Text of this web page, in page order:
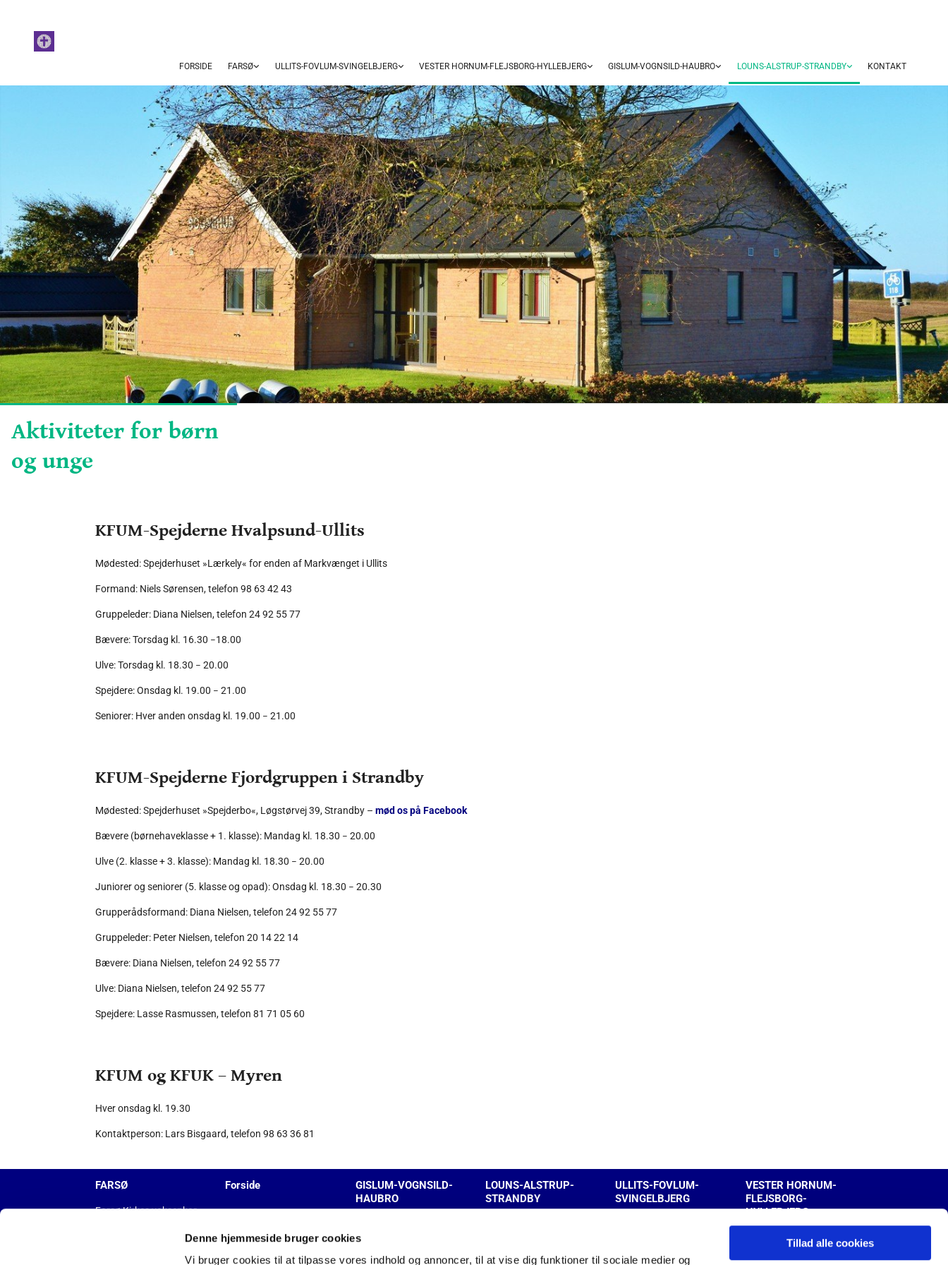
Denne hjemmeside bruger cookies
Vi bruger cookies til at tilpasse vores indhold og annoncer, til at vise dig funktioner til sociale medier og
Tillad alle cookies
FORSIDE FARSØ ULLITS-FOVLUM-SVINGELBJERG VESTER HORNUM-FLEJSBORG-HYLLEBJERG GISLUM-VOGNSILD-HAUBRO LOUNS-ALSTRUP-STRANDBY KONTAKT
Aktiviteter for børn
og unge
KFUM-Spejderne Hvalpsund-Ullits
Mødested: Spejderhuset »Lærkely« for enden af Markvænget i Ullits
Formand: Niels Sørensen, telefon 98 63 42 43
Gruppeleder: Diana Nielsen, telefon 24 92 55 77
Bævere: Torsdag kl. 16.30 –18.00
Ulve: Torsdag kl. 18.30 – 20.00
Spejdere: Onsdag kl. 19.00 – 21.00
Seniorer: Hver anden onsdag kl. 19.00 – 21.00
KFUM-Spejderne Fjordgruppen i Strandby
Mødested: Spejderhuset »Spejderbo«, Løgstørvej 39, Strandby – mød os på Facebook
Bævere (børnehaveklasse + 1. klasse): Mandag kl. 18.30 – 20.00
Ulve (2. klasse + 3. klasse): Mandag kl. 18.30 – 20.00
Juniorer og seniorer (5. klasse og opad): Onsdag kl. 18.30 – 20.30
Grupperådsformand: Diana Nielsen, telefon 24 92 55 77
Gruppeleder: Peter Nielsen, telefon 20 14 22 14
Bævere: Diana Nielsen, telefon 24 92 55 77
Ulve: Diana Nielsen, telefon 24 92 55 77
Spejdere: Lasse Rasmussen, telefon 81 71 05 60
KFUM og KFUK – Myren
Hver onsdag kl. 19.30
Kontaktperson: Lars Bisgaard, telefon 98 63 36 81
FARSØ
Farsø Kirkes voksenkor
Forside
GISLUM-VOGNSILD-
HAUBRO
LOUNS-ALSTRUP-
STRANDBY
ULLITS-FOVLUM-
SVINGELBJERG
VESTER HORNUM-
FLEJSBORG-
HYLLEBJERG
NYHEDER Kontakt